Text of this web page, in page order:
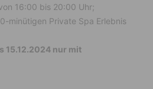
16:00 bis 20:00 Uhr;
minütigen Private Spa Erlebnis
15.12.2024 nur mit